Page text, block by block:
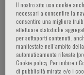
Le malattie della
trombosi, cioè
conseguente
e morte dei tessuti.
frequenti e importanti
Il nostro sito usa cookie
necessari a consentire la
consentire una migliore
effettuare statistiche
per sottoporti contenuti,
manifestate nell‘ambito
automaticamente rilevate
Cookie policy. Per inibire i
di pubblicità mirata e/o i